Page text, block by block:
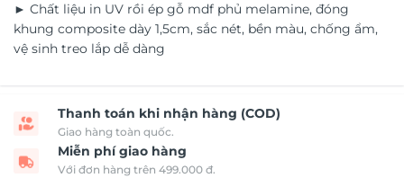
► Chất liệu in UV rồi ép gỗ mdf phủ melamine, đóng
khung composite dày 1,5cm, sắc nét, bền màu, chống ẩm,
vệ sinh treo lắp dễ dàng
Thanh toán khi nhận hàng (COD)
Giao hàng toàn quốc.
Miễn phí giao hàng
Với đơn hàng trên 499.000 đ.